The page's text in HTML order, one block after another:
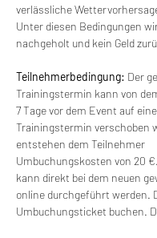
verlässliche
Unter diesen Bedingungen
nachgeholt und kein Geld
Teilnehmerbedingung: Der
Trainingstermin kann von
7 Tage vor dem Event auf
Trainingstermin verschoben
entstehen dem Teilnehmer
Umbuchungskosten von 20
kann direkt bei dem neuen
online durchgeführt werden.
Umbuchungsticket buchen.